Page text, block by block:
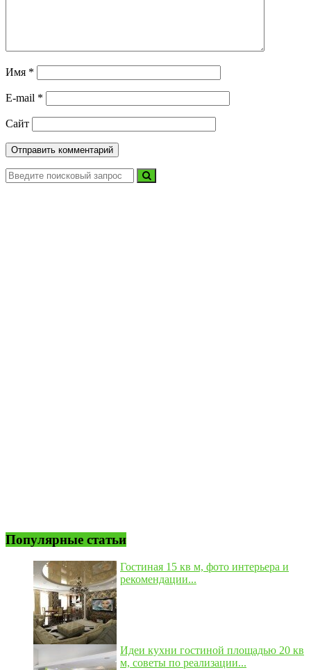
Имя *
E-mail *
Сайт
Популярные статьи
Гостиная 15 кв м, фото интерьера и
рекомендации...
Идеи кухни гостиной площадью 20 кв
м, советы по реализации...